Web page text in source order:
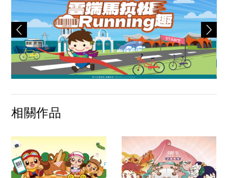
相關作品